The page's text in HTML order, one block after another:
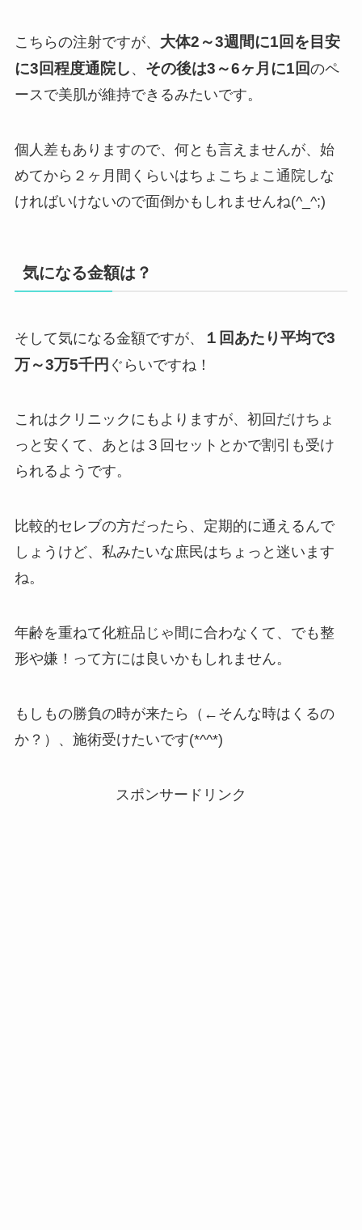
こちらの注射ですが、 大体2～3週間に1回を目安
に3回程度通院し 、 その後は3～6ヶ月に1回のペ
ースで美肌が維持できるみたいです。
個人差もありますので、何とも言えませんが、始
めてから２ヶ月間くらいはちょこちょこ通院しな
ければいけないので面倒かもしれませんね(^_^;)
気になる金額は？
そして気になる金額ですが、
１回あたり平均で3
万～3万5千円 ぐらいですね！
これはクリニックにもよりますが、初回だけちょ
っと安くて、あとは３回セットとかで割引も受け
られるようです。
比較的セレブの方だったら、定期的に通えるんで
しょうけど、私みたいな庶民はちょっと迷います
ね。
年齢を重ねて化粧品じゃ間に合わなくて、でも整
形や嫌！って方には良いかもしれません。
もしもの勝負の時が来たら（←そんな時はくるの
か？）、施術受けたいです(*^^*)
スポンサードリンク